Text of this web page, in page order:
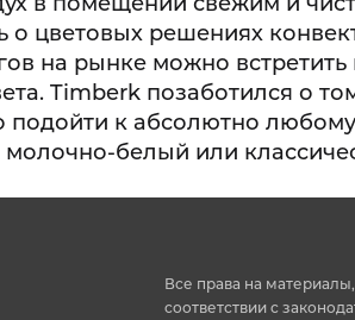
о цветовых решениях
на рынке можно
Timberk позаботился о
подойти к абсолютно
белый или
Все права на
соответствии с